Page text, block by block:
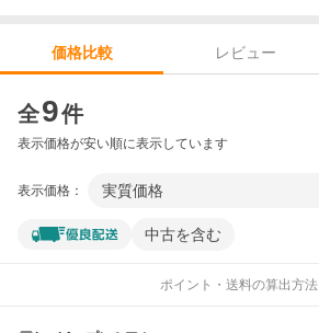
価格比較 レビュー
全9件
表示価格が安い順に表示しています
表示価格： 実質価格
中古を含む
ポイント・送料の算出方法